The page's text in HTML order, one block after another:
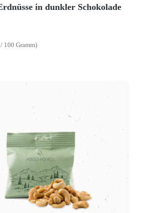
in dunkler Schokolade
100 Gramm)